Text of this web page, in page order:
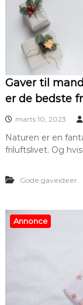
Gaver til
er de bedste
marts 10, 2023
Naturen er en
friluftslivet. Og
Gode gaveideer
Annonce